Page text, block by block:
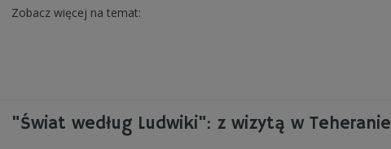
Zobacz więcej na temat:
"Świat według Ludwiki": z wizytą w Teheranie